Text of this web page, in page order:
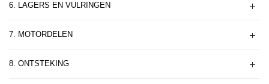
6. LAGERS EN VULRINGEN
7. MOTORDELEN
8. ONTSTEKING